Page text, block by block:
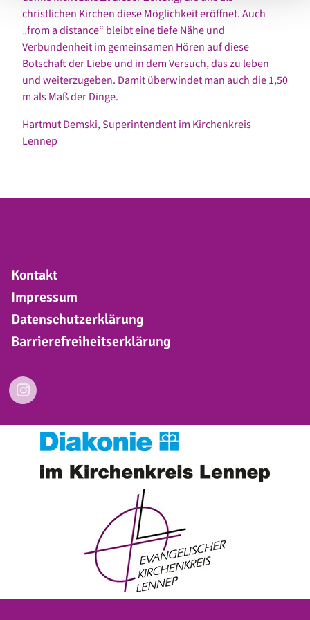
christlichen Kirchen diese Möglichkeit eröffnet. Auch
„from a distance“ bleibt eine tiefe Nähe und
Verbundenheit im gemeinsamen Hören auf diese
Botschaft der Liebe und in dem Versuch, das zu leben
und weiterzugeben. Damit überwindet man auch die 1,50
m als Maß der Dinge.
Hartmut Demski, Superintendent im Kirchenkreis
Lennep
Kontakt
Impressum
Datenschutzerklärung
Barrierefreiheitserklärung